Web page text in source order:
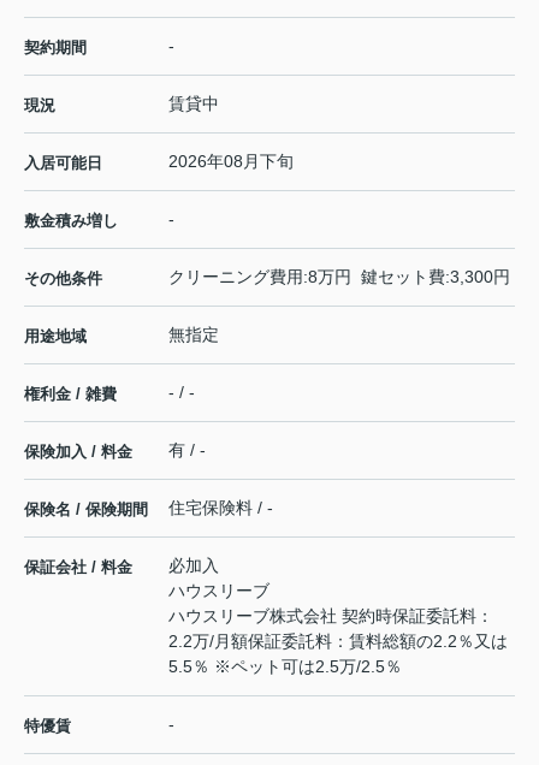
契約期間 -
現況 賃貸中
入居可能日 2026年08月下旬
敷金積み増し -
その他条件 クリーニング費用:8万円 鍵セット費:3,300円
用途地域 無指定
権利金 / 雑費 - / -
保険加入 / 料金 有 / -
保険名 / 保険期間 住宅保険料 / -
保証会社 / 料金
必加入
ハウスリーブ
ハウスリーブ株式会社 契約時保証委託料：
2.2万/月額保証委託料：賃料総額の2.2％又は
5.5％ ※ペット可は2.5万/2.5％
特優賃 -